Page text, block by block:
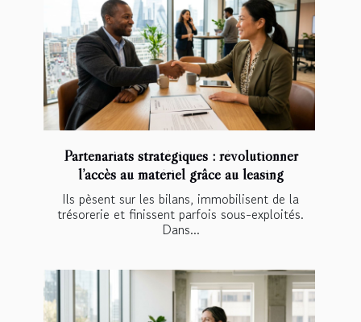
Partenariats stratégiques : révolutionner
l’accès au matériel grâce au leasing
Ils pèsent sur les bilans, immobilisent de la
trésorerie et finissent parfois sous-exploités.
Dans...